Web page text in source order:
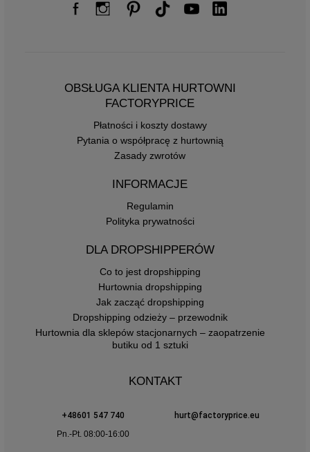
OBSŁUGA KLIENTA HURTOWNI
FACTORYPRICE
Płatności i koszty dostawy
Pytania o współpracę z hurtownią
Zasady zwrotów
INFORMACJE
Regulamin
Polityka prywatności
DLA DROPSHIPPERÓW
Co to jest dropshipping
Hurtownia dropshipping
Jak zacząć dropshipping
Dropshipping odzieży – przewodnik
Hurtownia dla sklepów stacjonarnych – zaopatrzenie
butiku od 1 sztuki
KONTAKT
+48601 547 740
hurt@factoryprice.eu
Pn.-Pt. 08:00-16:00